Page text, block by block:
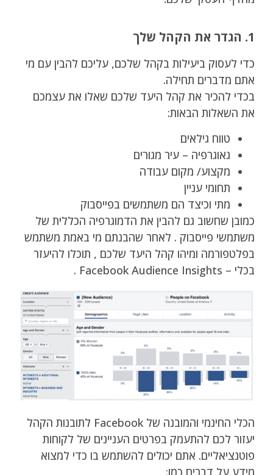
1. הגדר את הקהל שלך
כדי לעסוק ביעילות בקהל שלכם, עליכם להבין עם מי
אתם מדברים תחילה.
בכדי להכיר את קהל היעד שלכם שאלו את עצמכם
את השאלות הבאות:
טווח גילאים
גאוגרפיה – עיר מגורים
מקצוע/ מקום עבודה
תחומי עניין
מתי וכיצד הם משתמשים בפייסבוק
כמובן שחשוב גם להבין את הדמוגרפיה הכללית של
משתמשי פייסבוק . לאחר שהבנתם מי באמת משתמש
בפלטפורמה ומיהו קהל היעד שלכם , תוכלו להיעזר
בכלי – Facebook Audience Insights .
הכלי החינמי והמובנה של Facebook לתובנות הקהל
יעזור לכם להתעמק בפרטים העניינים של לקוחות
פוטנציאליים. אתם יכולים להשתמש בו כדי למצוא
מידע על דברים כמו: